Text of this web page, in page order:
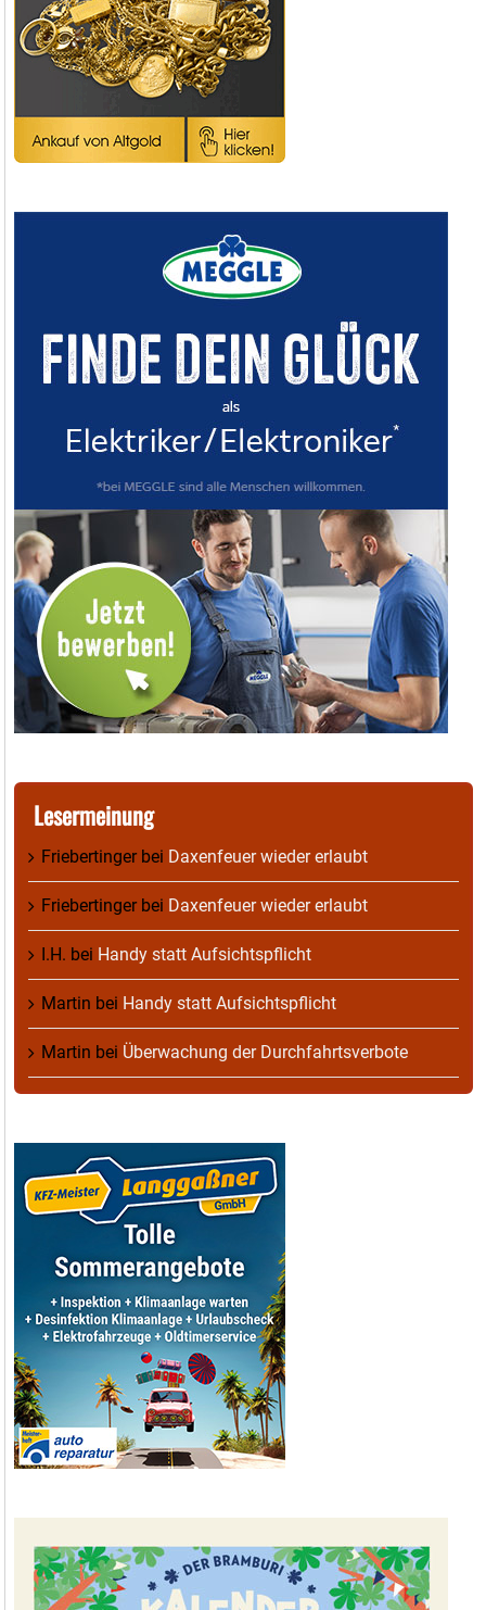
Lesermeinung
Friebertingerbei Daxenfeuer wieder erlaubt
Friebertingerbei Daxenfeuer wieder erlaubt
I.H. bei Handy statt Aufsichtspflicht
Martin bei Handy statt Aufsichtspflicht
Martin bei Überwachung der Durchfahrtsverbote